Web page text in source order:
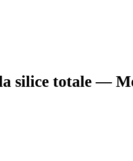
silice totale —